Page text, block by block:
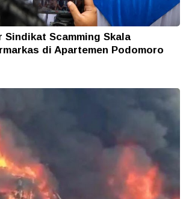
Sindikat Scamming Skala
di Apartemen Podomoro